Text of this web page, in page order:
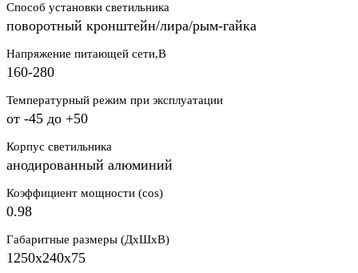
Способ установки светильника
поворотный кронштейн/лира/рым-гайка
Напряжение питающей сети,В
160-280
Температурный режим при эксплуатации
от -45 до +50
Корпус светильника
анодированный алюминий
Коэффициент мощности (cos)
0.98
Габаритные размеры (ДхШхВ)
1250х240х75